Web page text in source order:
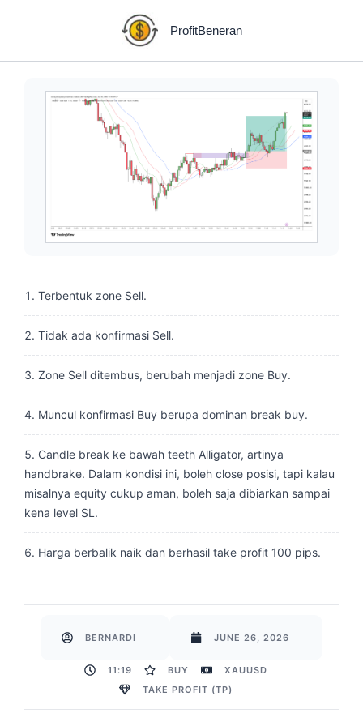
ProfitBeneran
Terbentuk zone Sell.
Tidak ada konfirmasi Sell.
Zone Sell ditembus, berubah menjadi zone Buy.
Muncul konfirmasi Buy berupa dominan break buy.
Candle break ke bawah teeth Alligator, artinya
handbrake. Dalam kondisi ini, boleh close posisi, tapi kalau
misalnya equity cukup aman, boleh saja dibiarkan sampai
kena level SL.
Harga berbalik naik dan berhasil take profit 100 pips.
BERNARDI JUNE 26, 2026
11:19 BUY
XAUUSD
TAKE PROFIT (TP)